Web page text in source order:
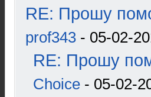
RE: Прошу
prof343 - 05-02-
RE: Прошу
Choice - 05-02-